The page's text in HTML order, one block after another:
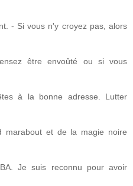
- Si vous n'y croyez pas, alors
être envoûté ou si vous
à la bonne adresse. Lutter
marabout et de la magie noire
Je suis reconnu pour avoir